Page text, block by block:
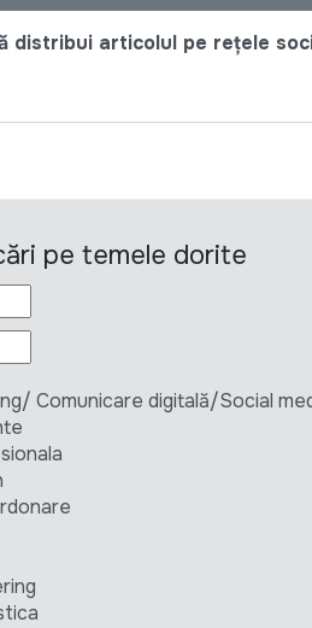
distribui articolul pe rețele
CONSULTANT FOR
pe temele dorite
Comunicare digitală/Social